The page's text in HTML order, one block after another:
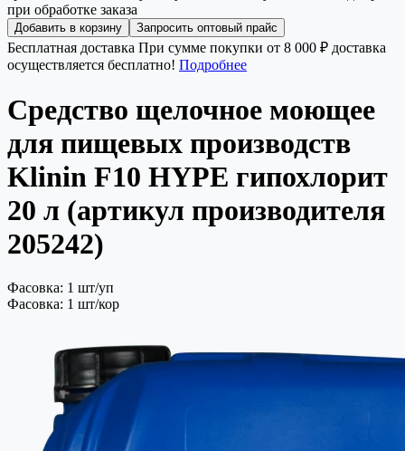
при обработке заказа
Добавить в корзину Запросить оптовый прайс
Бесплатная доставка При сумме покупки от 8 000 ₽ доставка
осуществляется бесплатно! Подробнее
Средство щелочное моющее
для пищевых производств
Klinin F10 HYPE гипохлорит
20 л (артикул производителя
205242)
Фасовка: 1 шт/уп
Фасовка: 1 шт/кор